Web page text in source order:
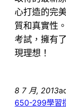
心打造的完
質和真實性
考試，擁有
現理想！
8 7 月, 2013
650-299學習